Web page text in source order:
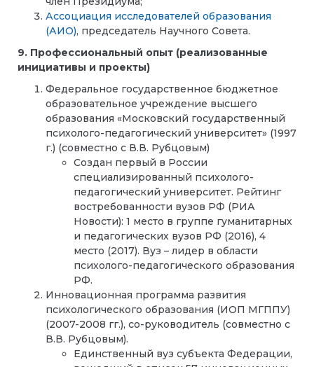
Ассоциация исследователей образования
(АИО), председатель Научного Совета.
9. Профессиональный опыт (реализованные
инициативы и проекты)
Федеральное государственное бюджетное
образовательное учреждение высшего
образования «Московский государственный
психолого-педагогический университет» (1997
г.) (совместно с В.В. Рубцовым)
Создан первый в России
специализированный психолого-
педагогический университет. Рейтинг
востребованности вузов РФ (РИА
Новости): 1 место в группе гуманитарных
и педагогических вузов РФ (2016), 4
место (2017). Вуз – лидер в области
психолого-педагогического образования
РФ.
Инновационная программа развития
психологического образования (ИОП МГППУ)
(2007-2008 гг.), со-руководитель (совместно с
В.В. Рубцовым).
Единственный вуз субъекта Федерации,